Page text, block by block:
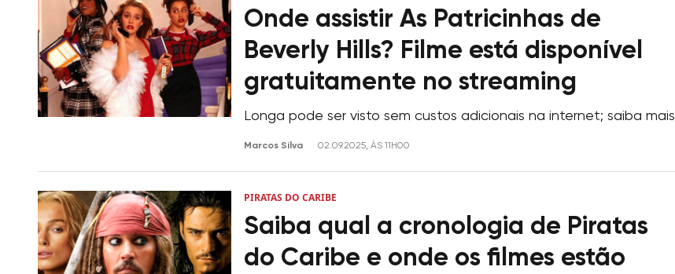
Onde assistir As Patricinhas de
Beverly Hills? Filme está disponível
gratuitamente no streaming
Longa pode ser visto sem custos adicionais na internet; saiba mais
Marcos Silva 02.09.2025, ÀS 11H00
PIRATAS DO CARIBE
Saiba qual a cronologia de Piratas
do Caribe e onde os filmes estão